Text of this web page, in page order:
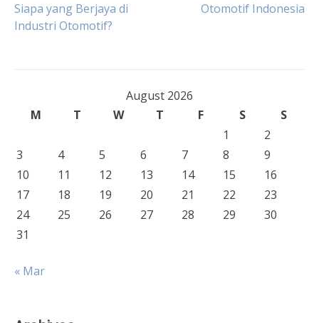
navigation
Siapa yang Berjaya di
Industri Otomotif?
Otomotif Indonesia
August 2026
M
T W T F S
S
1
2
3
4 5 6 7 8
9
10
11 12 13 14 15
16
17
18 19 20 21 22
23
24
25 26 27 28 29
30
31
« Mar